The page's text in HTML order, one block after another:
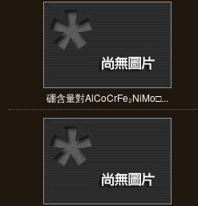
硼含量對AlCoCrFe₂NiMo□...